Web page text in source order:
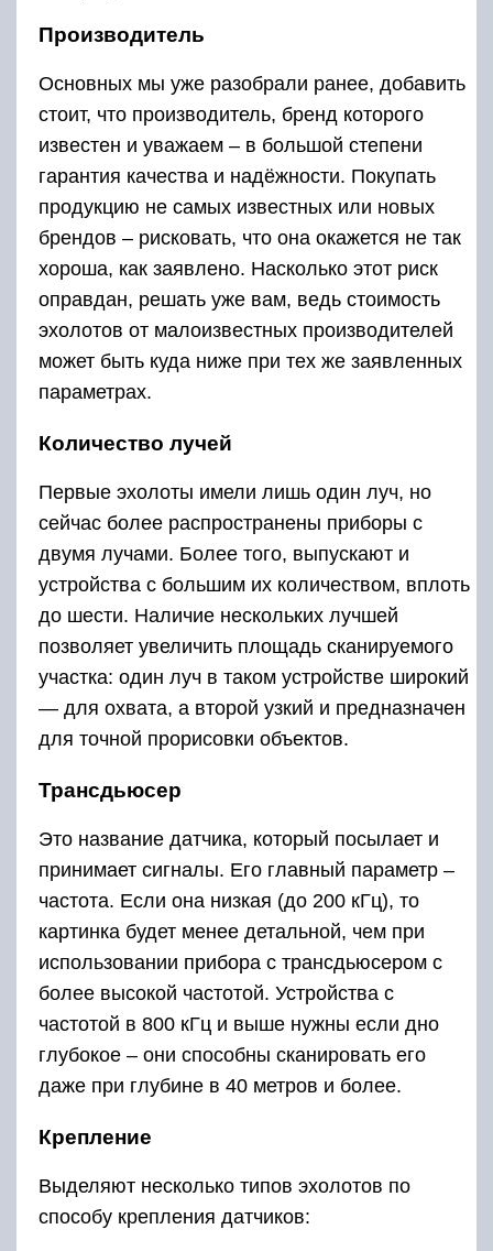
Производитель
Основных мы уже разобрали ранее, добавить
стоит, что производитель, бренд которого
известен и уважаем – в большой степени
гарантия качества и надёжности. Покупать
продукцию не самых известных или новых
брендов – рисковать, что она окажется не так
хороша, как заявлено. Насколько этот риск
оправдан, решать уже вам, ведь стоимость
эхолотов от малоизвестных производителей
может быть куда ниже при тех же заявленных
параметрах.
Количество лучей
Первые эхолоты имели лишь один луч, но
сейчас более распространены приборы с
двумя лучами. Более того, выпускают и
устройства с большим их количеством, вплоть
до шести. Наличие нескольких лучшей
позволяет увеличить площадь сканируемого
участка: один луч в таком устройстве широкий
— для охвата, а второй узкий и предназначен
для точной прорисовки объектов.
Трансдьюсер
Это название датчика, который посылает и
принимает сигналы. Его главный параметр –
частота. Если она низкая (до 200 кГц), то
картинка будет менее детальной, чем при
использовании прибора с трансдьюсером с
более высокой частотой. Устройства с
частотой в 800 кГц и выше нужны если дно
глубокое – они способны сканировать его
даже при глубине в 40 метров и более.
Крепление
Выделяют несколько типов эхолотов по
способу крепления датчиков: